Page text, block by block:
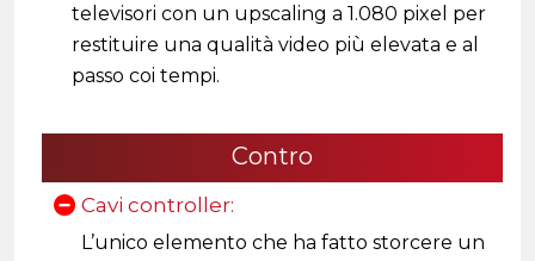
televisori con un upscaling a 1.080 pixel per
restituire una qualità video più elevata e al
passo coi tempi.
Contro
Cavi controller:
L’unico elemento che ha fatto storcere un